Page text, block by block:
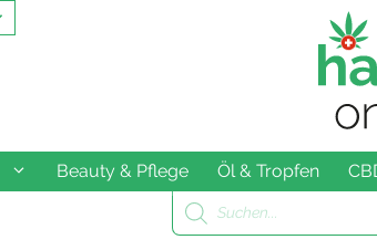
Beauty & Pflege Öl & Tropfen
Products
search